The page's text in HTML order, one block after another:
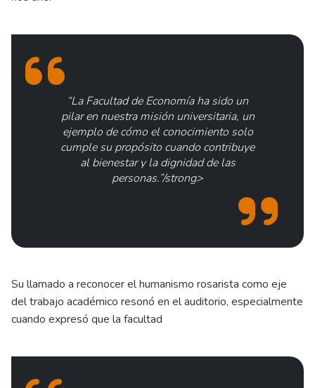
“La Facultad de Economía ha sido un
pilar en nuestra misión universitaria, un
ejemplo de cómo el conocimiento solo
cumple su propósito cuando contribuye
al bienestar y la dignidad de las
personas.”/strong>
Su llamado a reconocer el humanismo rosarista como eje
del trabajo académico resonó en el auditorio, especialmente
cuando expresó que la facultad